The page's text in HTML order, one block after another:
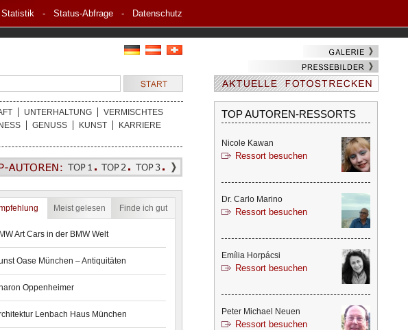
Statistik- Status-Abfrage- Datenschutz
UNTERHALTUNG
VERMISCHTES
GENUSS KUNST
KARRIERE
Meist gelesen Finde ich gut
Art Cars in der BMW Welt
Oase München – Antiquitäten
Oppenheimer
Lenbach Haus München
TOP AUTOREN-RESSORTS
Nicole Kawan
Ressort besuchen
Dr. Carlo Marino
Ressort besuchen
Emília Horpácsi
Ressort besuchen
Peter Michael Neuen
Ressort besuchen